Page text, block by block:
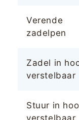
Verende
zadelpen
Zadel in
verstelbaar
Stuur in
verstelbaar